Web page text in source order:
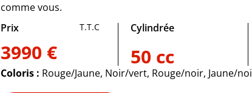
comme vous.
Prix
T.T.C
3990 €
Cylindrée
50 cc
Coloris : Rouge/Jaune, Noir/vert, Rouge/noir, Jaune/